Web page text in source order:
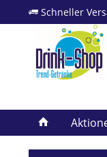
Schneller